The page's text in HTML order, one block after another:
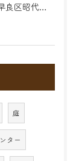
代のリフォーム
庭
ター